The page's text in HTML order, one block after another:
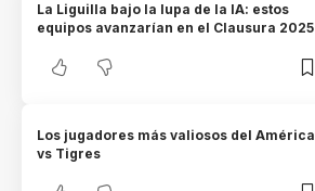
La Liguilla bajo la lupa de la IA: estos
equipos avanzarían en el Clausura 2025
Los jugadores más valiosos del América
vs Tigres